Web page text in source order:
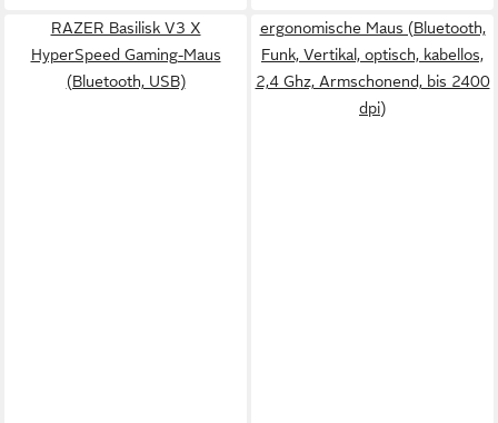
RAZER Basilisk V3 X
HyperSpeed Gaming-Maus
(Bluetooth, USB)
ergonomische Maus (Bluetooth,
Funk, Vertikal, optisch, kabellos,
2,4 Ghz, Armschonend, bis 2400
dpi)